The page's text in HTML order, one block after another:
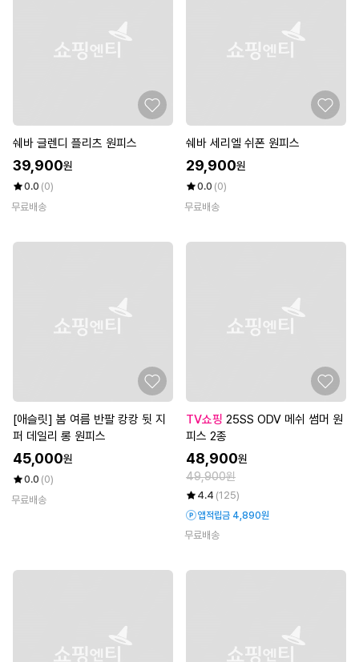
쉐바 글렌디 플리츠 원피스
39,900원
0.0 (0)
무료배송
쉐바 세리엘 쉬폰 원피스
29,900원
0.0 (0)
무료배송
[애슬릿] 봄 여름 반팔 캉캉 뒷 지
퍼 데일리 롱 원피스
45,000원
0.0 (0)
무료배송
TV쇼핑
피스 2종
48,900원
49,900원
4.4 (125)
앱적립금 4,890원
무료배송